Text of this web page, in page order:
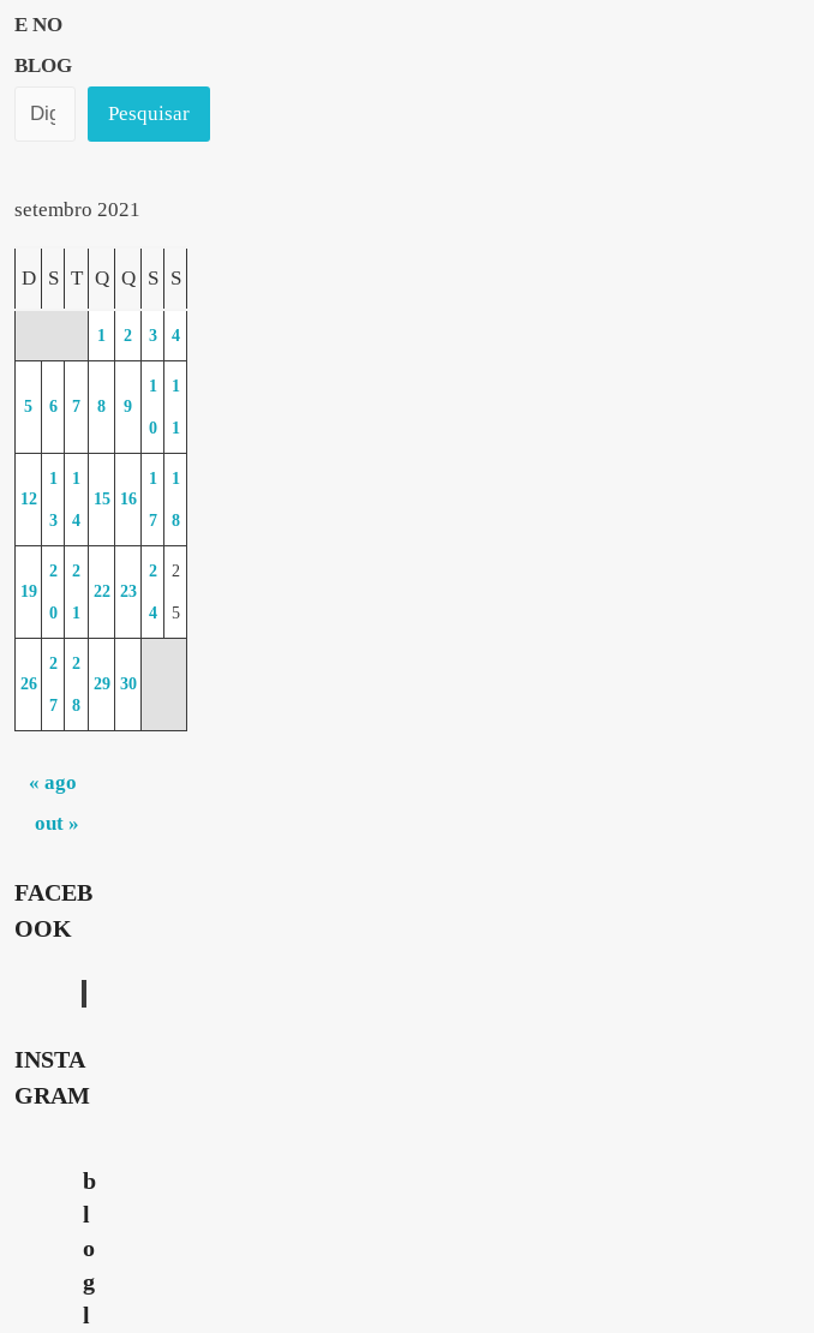
E NO
BLOG
Pesquisar
setembro 2021
D S T Q Q S S
1 2 3 4
5 6 7 8 9
1
0
1
1
12
1
3
1
4
15 16
1
7
1
8
19
2
0
2
1
22 23
2
4
2
5
26
2
7
2
8
29 30
« ago
out »
FACEB
OOK
INSTA
GRAM
b
l
o
g
l